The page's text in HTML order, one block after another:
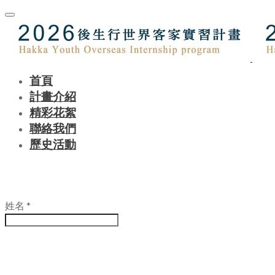
首頁
計畫介紹
精彩花絮
聯絡我們
歷史活動
姓名 *